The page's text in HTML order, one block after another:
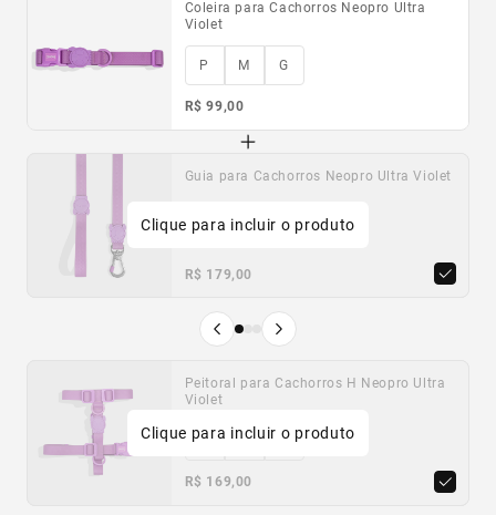
Coleira para Cachorros Neopro Ultra
Violet
P M G
R$ 99,00
Guia para Cachorros Neopro Ultra Violet
P G
R$ 179,00
Guia para Cachorros Neopro Matcha
P G
R$ 179,00
Guia para Cachorros Neopro Cloudy
P G
R$ 179,00
Clique para incluir o produto
Produto anterior
Próximo produto
Peitoral para Cachorros H Neopro Ultra
Violet
P M G
R$ 169,00
Peitoral para Cachorros H Neopro
Matcha
P M G
R$ 169,00
Peitoral para Cachorros H Neopro
Cloudy
P M G
R$ 169,00
Clique para incluir o produto